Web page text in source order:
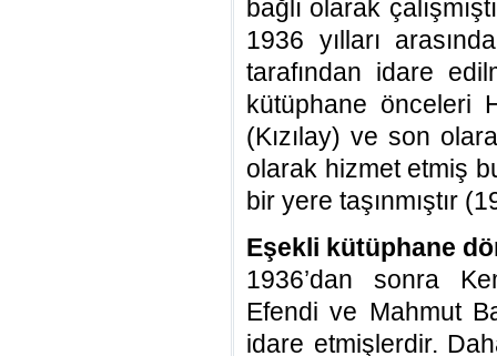
bağlı olarak
1936 yılları
tarafından idare
kütüphane önceleri
(Kızılay) ve son
olarak hizmet etmiş
bir yere taşınmıştır
Eşekli kütüphane
1936’dan sonra
Efendi ve Mahmut
idare etmişlerdir.